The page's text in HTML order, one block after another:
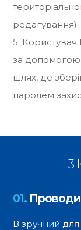
редагування)
5.
за допомогою
шлях, де
паролем
3
01.
В зручний для